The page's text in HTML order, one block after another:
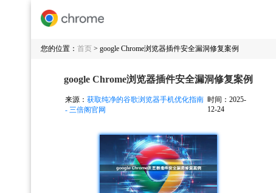
您的位置： 首页 > google Chrome浏览器插件安全漏洞修复案例
google Chrome浏览器插件安全漏洞修复案例
来源： 获取纯净的谷歌浏览器手机优化指南
- 三倍阁官网
时间：2025-
12-24